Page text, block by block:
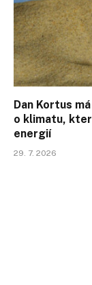
Dan Kortus
o klimatu,
energií
29. 7. 2026